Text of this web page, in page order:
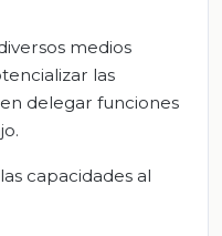
medios
las
delegar funciones
capacidades al